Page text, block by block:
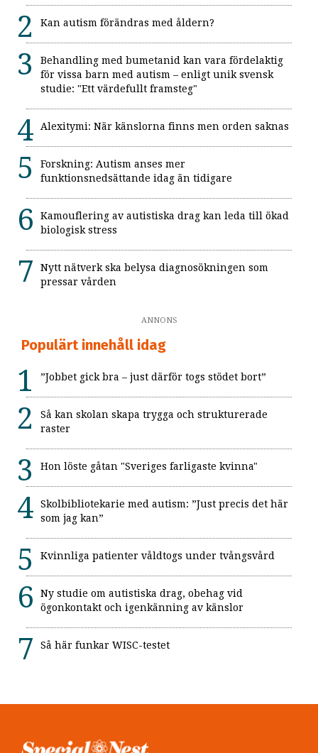
Kan autism förändras med åldern?
Behandling med bumetanid kan vara fördelaktig
för vissa barn med autism – enligt unik svensk
studie: "Ett värdefullt framsteg"
Alexitymi: När känslorna finns men orden saknas
Forskning: Autism anses mer
funktionsnedsättande idag än tidigare
Kamouflering av autistiska drag kan leda till ökad
biologisk stress
Nytt nätverk ska belysa diagnosökningen som
pressar vården
ANNONS
Populärt innehåll idag
”Jobbet gick bra – just därför togs stödet bort”
Så kan skolan skapa trygga och strukturerade
raster
Hon löste gåtan "Sveriges farligaste kvinna"
Skolbibliotekarie med autism: ”Just precis det här
som jag kan”
Kvinnliga patienter våldtogs under tvångsvård
Ny studie om autistiska drag, obehag vid
ögonkontakt och igenkänning av känslor
Så här funkar WISC-testet